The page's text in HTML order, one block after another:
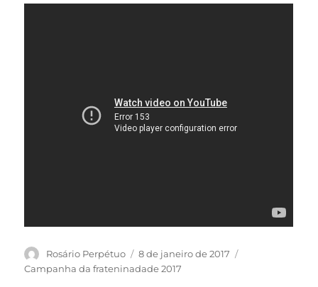
Autor
Rosário Perpétuo
Publicado
em
8 de janeiro de 2017
Campanha da frateninadade 2017